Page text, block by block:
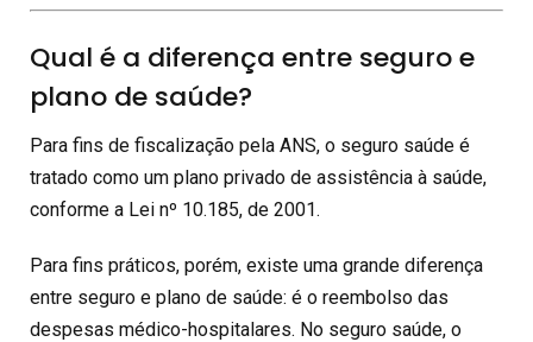
Qual é a diferença entre seguro e
plano de saúde?
Para fins de fiscalização pela ANS, o seguro saúde é
tratado como um plano privado de assistência à saúde,
conforme a Lei nº 10.185, de 2001.
Para fins práticos, porém, existe uma grande diferença
entre seguro e plano de saúde: é o reembolso das
despesas médico-hospitalares. No seguro saúde, o